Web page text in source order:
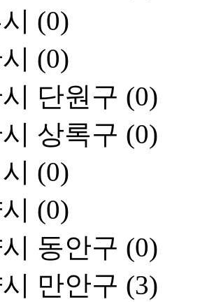
(0)
(0)
단원구 (0)
상록구 (0)
(0)
(0)
동안구 (0)
만안구 (3)